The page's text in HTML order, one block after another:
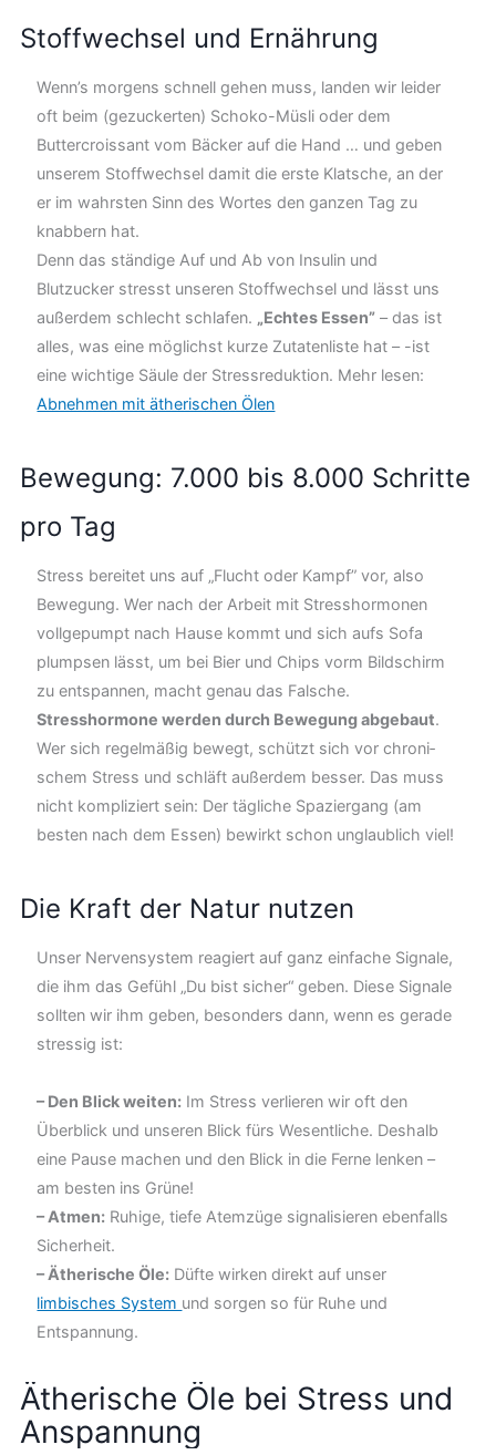
Stoffwechsel und Ernährung
Wenn’s morgens schnell gehen muss, landen wir leider
oft beim (gezuckerten) Schoko-Müsli oder dem
Buttercroissant vom Bäcker auf die Hand … und geben
unserem Stoffwechsel damit die erste Klatsche, an der
er im wahrsten Sinn des Wortes den ganzen Tag zu
knabbern hat.
Denn das ständige Auf und Ab von Insulin und
Blutzucker stresst unseren Stoffwechsel und lässt uns
außerdem schlecht schlafen. „Echtes Essen” – das ist
alles, was eine möglichst kurze Zutatenliste hat – -ist
eine wichtige Säule der Stressreduktion. Mehr lesen:
Abnehmen mit ätherischen Ölen
Bewegung: 7.000 bis 8.000 Schritte
pro Tag
Stress berei­tet uns auf „Flucht oder Kampf” vor, also
Bewe­gung. Wer nach der Arbeit mit Stress­hor­mo­nen
voll­gepumpt nach Hau­se kommt und sich aufs Sofa
plump­sen lässt, um bei Bier und Chips vorm Bildschirm
zu ent­span­nen, macht genau das Fal­sche.
Stress­hor­mo­ne wer­den durch Bewe­gung abge­baut.
Wer sich regel­mä­ßig bewegt, schützt sich vor chro­ni­
schem Stress und schläft außerdem bes­ser. Das muss
nicht kompliziert sein: Der tägliche Spaziergang (am
besten nach dem Essen) bewirkt schon unglaublich viel!
Die Kraft der Natur nutzen
Unser Nervensystem reagiert auf ganz einfache Signale,
die ihm das Gefühl „Du bist sicher“ geben. Diese Signale
sollten wir ihm geben, besonders dann, wenn es gerade
stressig ist:
– Den Blick weiten: Im Stress verlieren wir oft den
Überblick und unseren Blick fürs Wesentliche. Deshalb
eine Pause machen und den Blick in die Ferne lenken –
am besten ins Grüne!
– Atmen: Ruhige, tiefe Atemzüge signalisieren ebenfalls
Sicherheit.
– Ätherische Öle: Düfte wirken direkt auf unser
limbisches System und sorgen so für Ruhe und
Entspannung.
Ätherische Öle bei Stress und
Anspannung